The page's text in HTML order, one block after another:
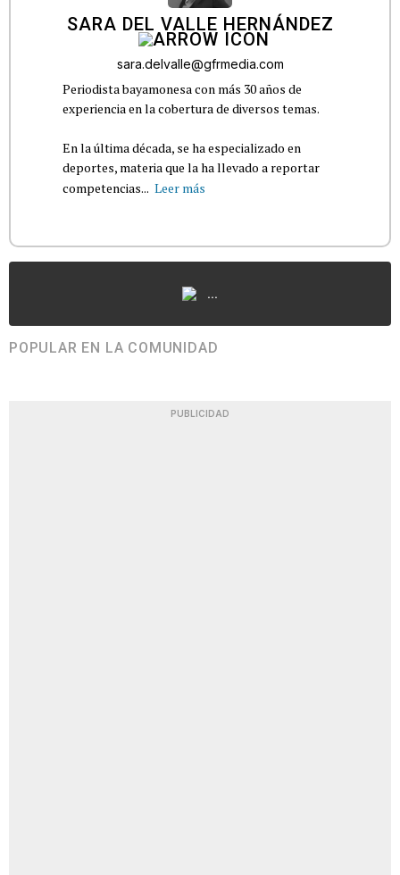
SARA DEL VALLE HERNÁNDEZ
sara.delvalle@gfrmedia.com
Periodista bayamonesa con más 30 años de
experiencia en la cobertura de diversos temas.
En la última década, se ha especializado en
deportes, materia que la ha llevado a reportar
competencias... Leer más
...
POPULAR EN LA COMUNIDAD
PUBLICIDAD